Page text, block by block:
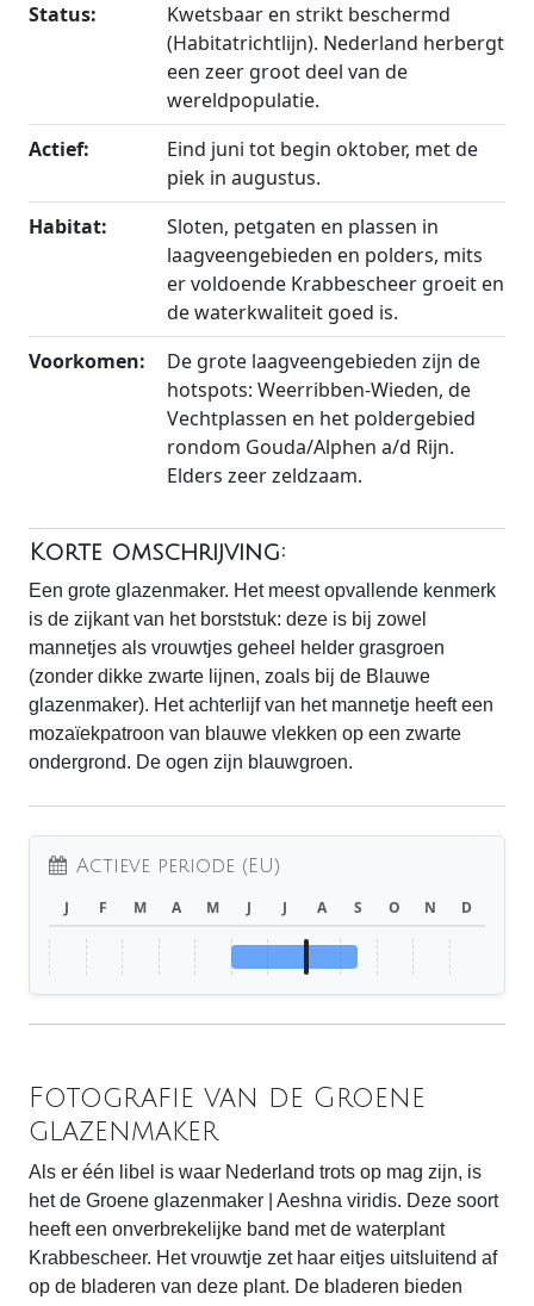
Status:
Kwetsbaar en strikt beschermd
(Habitatrichtlijn). Nederland herbergt
een zeer groot deel van de
wereldpopulatie.
Actief:
Eind juni tot begin oktober, met de
piek in augustus.
Habitat:
Sloten, petgaten en plassen in
laagveengebieden en polders, mits
er voldoende Krabbescheer groeit en
de waterkwaliteit goed is.
Voorkomen:
De grote laagveengebieden zijn de
hotspots: Weerribben-Wieden, de
Vechtplassen en het poldergebied
rondom Gouda/Alphen a/d Rijn.
Elders zeer zeldzaam.
Korte omschrijving:
Een grote glazenmaker. Het meest opvallende kenmerk
is de zijkant van het borststuk: deze is bij zowel
mannetjes als vrouwtjes geheel helder grasgroen
(zonder dikke zwarte lijnen, zoals bij de Blauwe
glazenmaker). Het achterlijf van het mannetje heeft een
mozaïekpatroon van blauwe vlekken op een zwarte
ondergrond. De ogen zijn blauwgroen.
Actieve periode (EU)
J F M A M J J A S O N D
Fotografie van de Groene
glazenmaker
Als er één libel is waar Nederland trots op mag zijn, is
het de Groene glazenmaker | Aeshna viridis. Deze soort
heeft een onverbrekelijke band met de waterplant
Krabbescheer. Het vrouwtje zet haar eitjes uitsluitend af
op de bladeren van deze plant. De bladeren bieden